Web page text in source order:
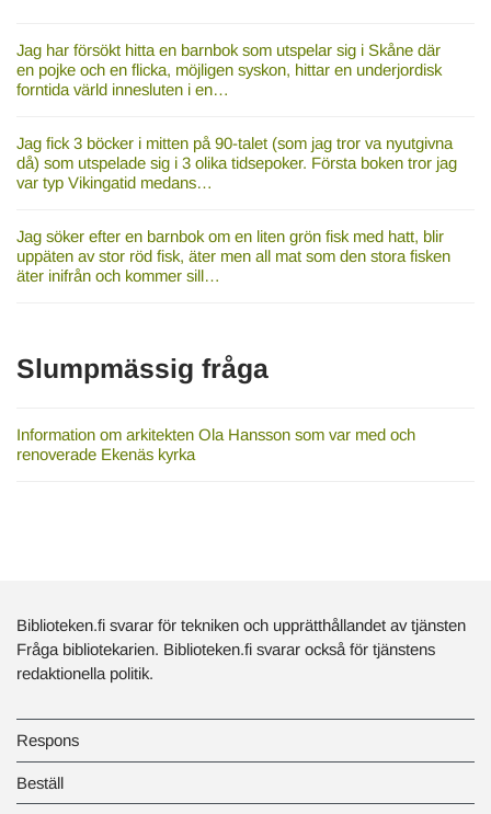
Jag har försökt hitta en barnbok som utspelar sig i Skåne där
en pojke och en flicka, möjligen syskon, hittar en underjordisk
forntida värld innesluten i en…
Jag fick 3 böcker i mitten på 90-talet (som jag tror va nyutgivna
då) som utspelade sig i 3 olika tidsepoker. Första boken tror jag
var typ Vikingatid medans…
Jag söker efter en barnbok om en liten grön fisk med hatt, blir
uppäten av stor röd fisk, äter men all mat som den stora fisken
äter inifrån och kommer sill…
Slumpmässig fråga
Information om arkitekten Ola Hansson som var med och
renoverade Ekenäs kyrka
Biblioteken.fi svarar för tekniken och upprätthållandet av tjänsten
Fråga bibliotekarien. Biblioteken.fi svarar också för tjänstens
redaktionella politik.
Respons
Beställ